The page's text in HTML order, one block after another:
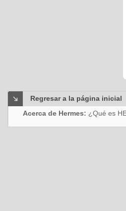
Regresar a la página inicial
Acerca de Hermes: ¿Qué es